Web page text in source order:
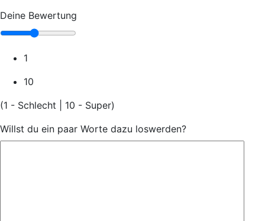
Deine Bewertung
1
10
(1 - Schlecht | 10 - Super)
Willst du ein paar Worte dazu loswerden?